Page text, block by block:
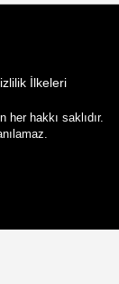
İlkeleri
hakkı saklıdır.